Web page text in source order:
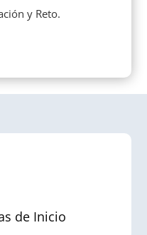
y Reto.
de Inicio